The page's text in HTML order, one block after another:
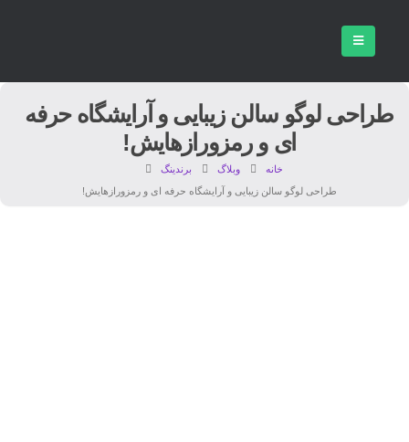
طراحی لوگو سالن زیبایی و آرایشگاه حرفه
ای و رمزورازهایش!
خانه وبلاگ
برندینگ
طراحی لوگو سالن زیبایی و آرایشگاه حرفه ای و رمزورازهایش!